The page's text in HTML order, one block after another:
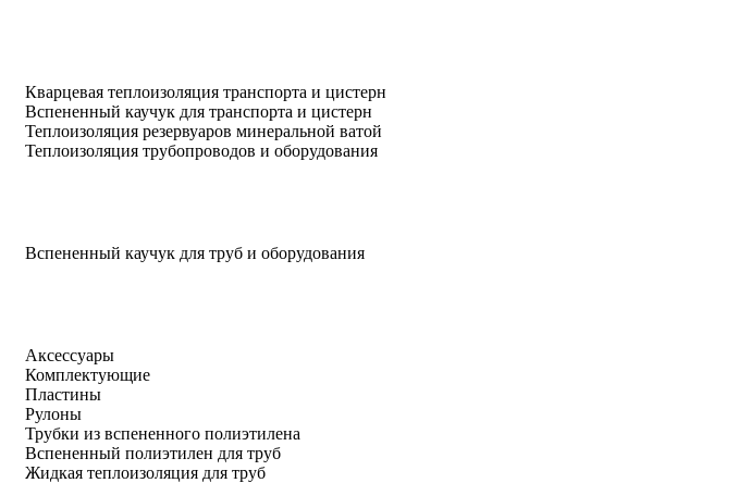
Кварцевая теплоизоляция транспорта и цистерн
Вспененный каучук для транспорта и цистерн
Теплоизоляция резервуаров минеральной ватой
Теплоизоляция трубопроводов и оборудования
Вспененный каучук для труб и оборудования
Аксессуары
Комплектующие
Пластины
Рулоны
Трубки из вспененного полиэтилена
Вспененный полиэтилен для труб
Жидкая теплоизоляция для труб